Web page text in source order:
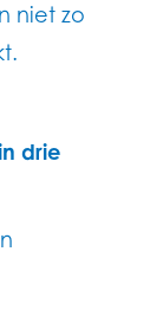
niet zo
drie